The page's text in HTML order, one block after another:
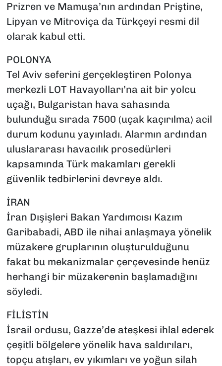
Prizren ve Mamuşa’nın ardından Priştine,
Lipyan ve Mitroviça da Türkçeyi resmi dil
olarak kabul etti.
POLONYA
Tel Aviv seferini gerçekleştiren Polonya
merkezli LOT Havayolları’na ait bir yolcu
uçağı, Bulgaristan hava sahasında
bulunduğu sırada 7500 (uçak kaçırılma) acil
durum kodunu yayınladı. Alarmın ardından
uluslararası havacılık prosedürleri
kapsamında Türk makamları gerekli
güvenlik tedbirlerini devreye aldı.
İRAN
İran Dışişleri Bakan Yardımcısı Kazım
Garibabadi, ABD ile nihai anlaşmaya yönelik
müzakere gruplarının oluşturulduğunu
fakat bu mekanizmalar çerçevesinde henüz
herhangi bir müzakerenin başlamadığını
söyledi.
FİLİSTİN
İsrail ordusu, Gazze’de ateşkesi ihlal ederek
çeşitli bölgelere yönelik hava saldırıları,
topçu atışları, ev yıkımları ve yoğun silah